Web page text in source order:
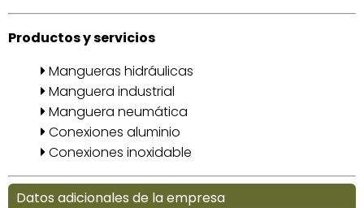
Productos y servicios
Mangueras hidráulicas
Manguera industrial
Manguera neumática
Conexiones aluminio
Conexiones inoxidable
Datos adicionales de la empresa